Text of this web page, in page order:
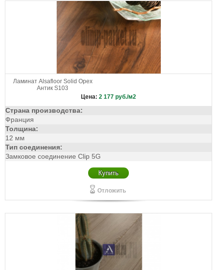
Ламинат Alsafloor Solid Орех
Антик S103
Цена: 2 177 руб./м2
Страна производства:
Франция
Толщина:
12 мм
Тип соединения:
Замковое соединение Clip 5G
Купить
Отложить